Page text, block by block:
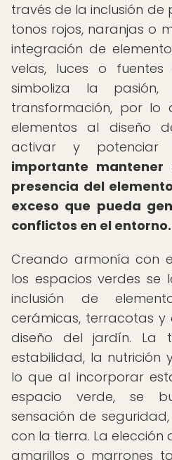
través de la inclusión
tonos rojos, naranjas o
integración de
velas, luces o
simboliza la
transformación, por lo
elementos al diseño
activar y potenciar
importante
presencia del
exceso que pueda
conflictos en el entorno.
Creando armonía con
los espacios verdes
inclusión de
cerámicas, terracotas y
diseño del jardín. La
estabilidad, la nutrición
lo que al incorporar
espacio verde, se
sensación de
con la tierra. La
amarillos o marrones